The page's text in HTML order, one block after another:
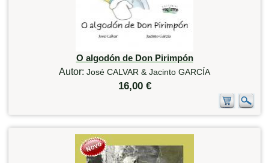
O algodón de Don Pirimpón
Autor: José CALVAR & Jacinto GARCÍA
16,00 €